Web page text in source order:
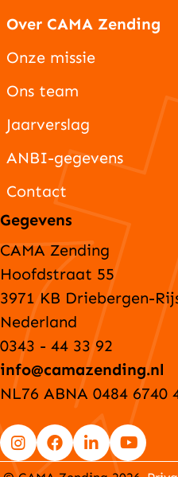
Over CAMA Zending
Onze missie
Ons team
Jaarverslag
ANBI-gegevens
Contact
Gegevens
CAMA Zending
Hoofdstraat 55
3971 KB Driebergen-
Nederland
0343 - 44 33 92
info@camazending.nl
NL76 ABNA 0484 6740
Go Go Go Go